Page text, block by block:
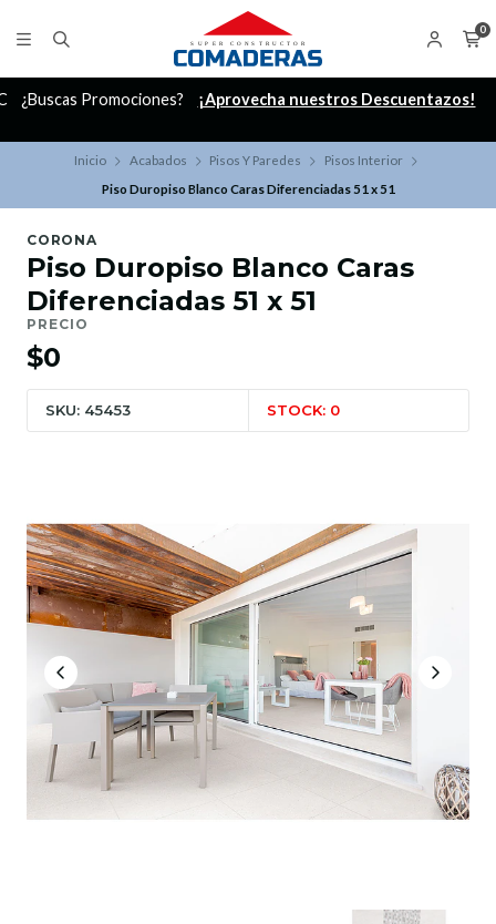
0
¿Buscas Promociones? ¡Aprovecha nuestros Descuentazos!
Inicio Acabados Pisos Y Paredes
Pisos Interior
Piso Duropiso Blanco Caras Diferenciadas 51 x 51
CORONA
Piso Duropiso Blanco Caras
Diferenciadas 51 x 51
PRECIO
$0
SKU: 45453 STOCK: 0